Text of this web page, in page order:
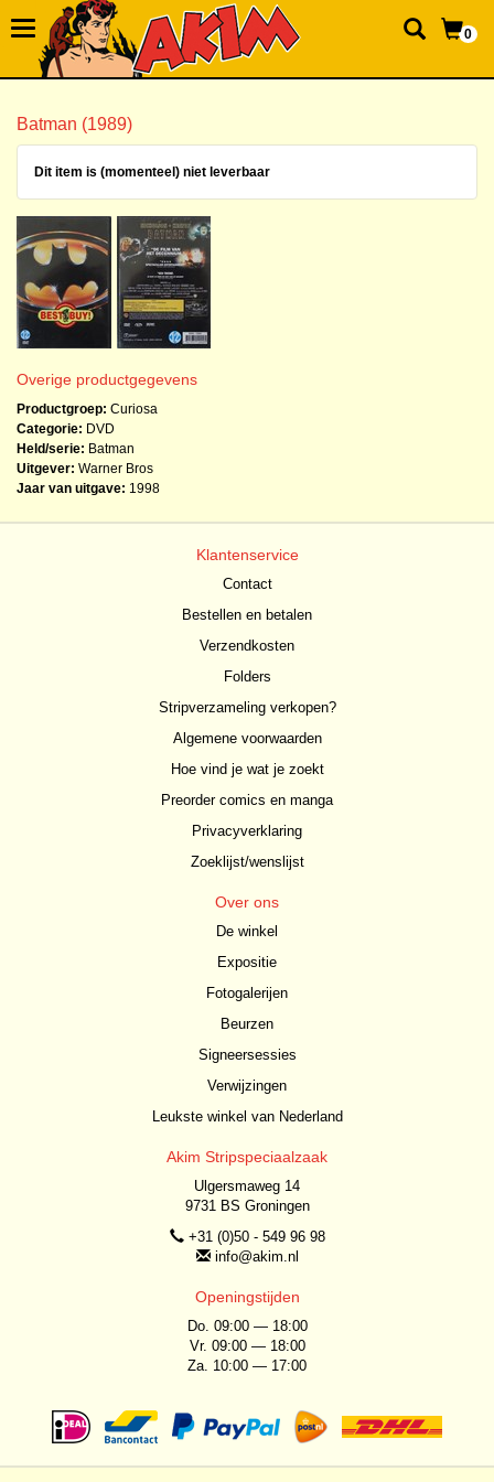
0
Batman (1989)
Dit item is (momenteel) niet leverbaar
Overige productgegevens
Productgroep: Curiosa
Categorie: DVD
Held/serie: Batman
Uitgever: Warner Bros
Jaar van uitgave: 1998
Klantenservice
Contact
Bestellen en betalen
Verzendkosten
Folders
Stripverzameling verkopen?
Algemene voorwaarden
Hoe vind je wat je zoekt
Preorder comics en manga
Privacyverklaring
Zoeklijst/wenslijst
Over ons
De winkel
Expositie
Fotogalerijen
Beurzen
Signeersessies
Verwijzingen
Leukste winkel van Nederland
Akim Stripspeciaalzaak
Ulgersmaweg 14
9731 BS Groningen
+31 (0)50 - 549 96 98
info@akim.nl
Openingstijden
Do. 09:00 — 18:00
Vr. 09:00 — 18:00
Za. 10:00 — 17:00